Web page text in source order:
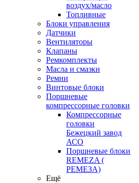
воздух/масло
Топливные
Блоки управления
Датчики
Вентиляторы
Клапаны
Ремкомплекты
Масла и смазки
Ремни
Винтовые блоки
Поршневые
компрессорные головки
Компрессорные
головки
Бежецкий завод
АСО
Поршневые блоки
REMEZA (
РЕМЕЗА)
Ещё